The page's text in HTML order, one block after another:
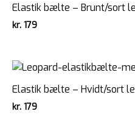
Elastik bælte – Brunt/sort
kr. 179
Elastik bælte – Hvidt/sort
kr. 179